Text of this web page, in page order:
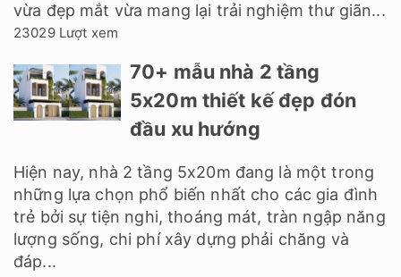
vừa đẹp mắt vừa mang lại trải nghiệm thư giãn...
23029 Lượt xem
70+ mẫu nhà 2 tầng
5x20m thiết kế đẹp đón
đầu xu hướng
Hiện nay, nhà 2 tầng 5x20m đang là một trong
những lựa chọn phổ biến nhất cho các gia đình
trẻ bởi sự tiện nghi, thoáng mát, tràn ngập năng
lượng sống, chi phí xây dựng phải chăng và
đáp...